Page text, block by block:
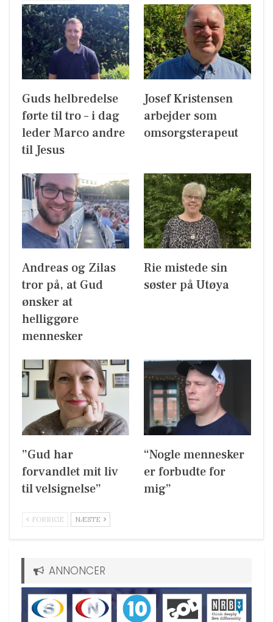
Guds helbredelse
førte til tro – i dag
leder Marco andre
til Jesus
Josef Kristensen
arbejder som
omsorgsterapeut
Andreas og Zilas
tror på, at Gud
ønsker at
helliggøre
mennesker
Rie mistede sin
søster på Utøya
”Gud har
forvandlet mit liv
til velsignelse”
“Nogle mennesker
er forbudte for
mig”
FORRIGE NÆSTE
ANNONCER